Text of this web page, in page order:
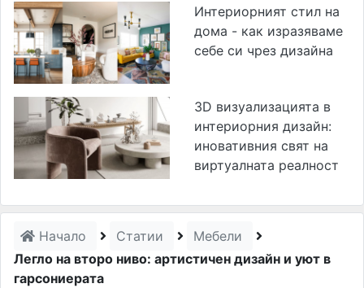
Интериорният стил на
дома - как изразяваме
себе си чрез дизайна
3D визуализацията в
интериорния дизайн:
иновативния свят на
виртуалната реалност
Начало Статии
Мебели
Легло на второ ниво: артистичен дизайн и уют в
гарсониерата